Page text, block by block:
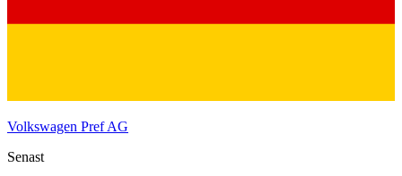
Volkswagen Pref AG
Senast